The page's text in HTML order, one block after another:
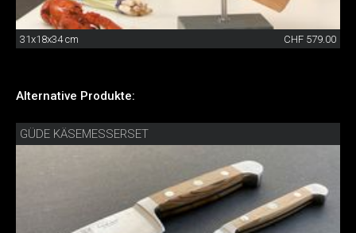
31x18x34 cm CHF 579.00
Alternative Produkte:
GÜDE KÄSEMESSERSET